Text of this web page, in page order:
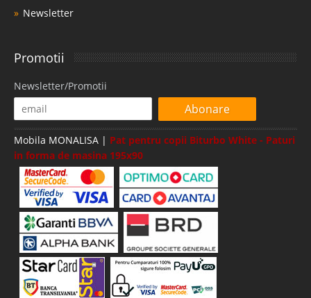
Newsletter
Promotii
Newsletter/Promotii
Abonare
Mobila MONALISA | Pat pentru copii Biturbo White - Paturi
in forma de masina 195x90